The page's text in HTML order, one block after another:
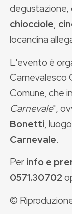
degustazione,
chiocciole,
locandina
L'evento è
Carnevalesco
Comune, che
Carnevale",
Bonetti,luogo
Carnevale.
Perinfo e
0571.30702
©